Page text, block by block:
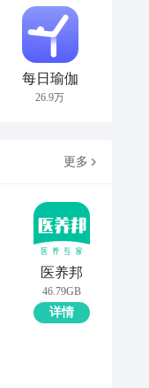
每日瑜伽
26.9万
更多
医养邦
46.79GB
详情